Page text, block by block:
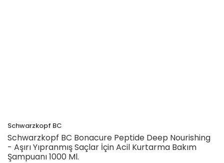
Schwarzkopf BC
Schwarzkopf BC Bonacure Peptide Deep Nourishing
- Aşırı Yıpranmış Saçlar İçin Acil Kurtarma Bakım
Şampuanı 1000 Ml.